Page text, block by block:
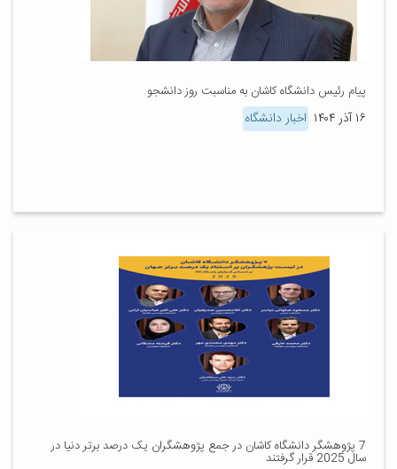
پیام رئیس دانشگاه کاشان به مناسبت روز دانشجو
۱۶ آذر ۱۴۰۴ اخبار دانشگاه
7 پژوهشگر دانشگاه کاشان در جمع پژوهشگران یک درصد برتر دنیا در
سال 2025 قرار گرفتند